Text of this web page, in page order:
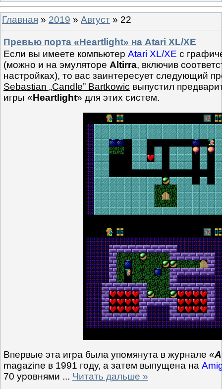
Главная » 2019 » Август » 22
Превью порта «Heartlight» на Atari XL/XE
Если вы имеете компьютер Atari XL/XE с
(можно и на эмуляторе Altirra, включив
настройках), то вас заинтересует следующий
Sebastian „Candle” Bartkowic выпустил
игры «Heartlight» для этих систем.
Впервые эта игра была упомянута в журнале «
magazine в 1991 году, а затем выпущена на
70 уровнями ... Читать дальше »